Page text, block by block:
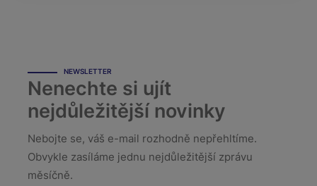
NEWSLETTER
Nenechte si ujít
nejdůležitější novinky
Nebojte se, váš e-mail rozhodně nepřehltíme.
Obvykle zasíláme jednu nejdůležitější zprávu
měsíčně.